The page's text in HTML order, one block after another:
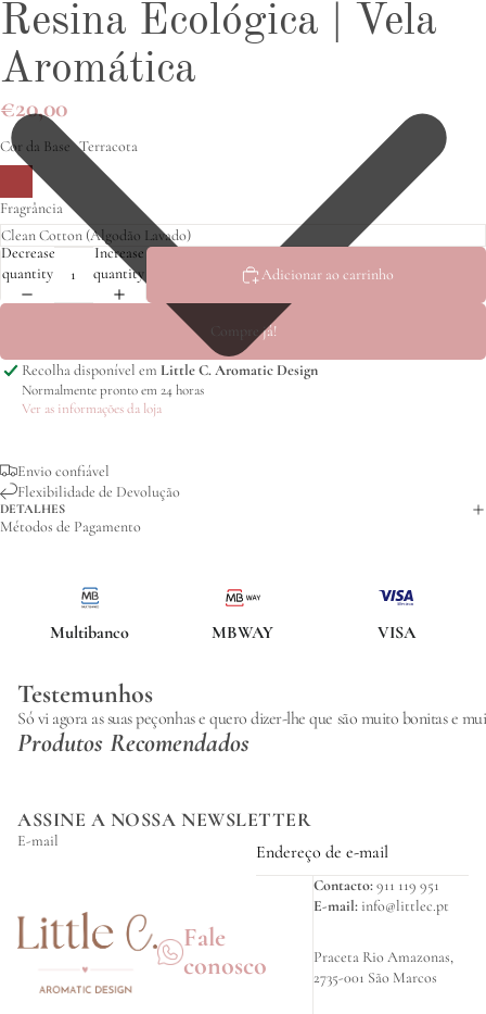
Resina Ecológica | Vela
Aromática
€20,00
Cor da Base Terracota
Fragrância
Decrease
quantity
Increase
quantity
Adicionar ao carrinho
Compre já!
Recolha disponível em Little C. Aromatic Design
Normalmente pronto em 24 horas
Ver as informações da loja
Envio confiável
Flexibilidade de Devolução
DETALHES
Métodos de Pagamento
Multibanco MBWAY VISA
Testemunhos
Só vi agora as suas peçonhas e quero dizer-lhe que são muito bonitas e
Produtos Recomendados
ASSINE A NOSSA NEWSLETTER
E-mail
Fale
conosco
Contacto:911 119 951
E-mail:info@littlec.pt
Praceta Rio Amazonas,
2735-001 São Marcos